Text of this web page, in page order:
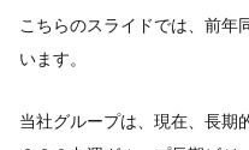
こちらのスライドでは、前年
います。
当社グループは、現在、⻑期